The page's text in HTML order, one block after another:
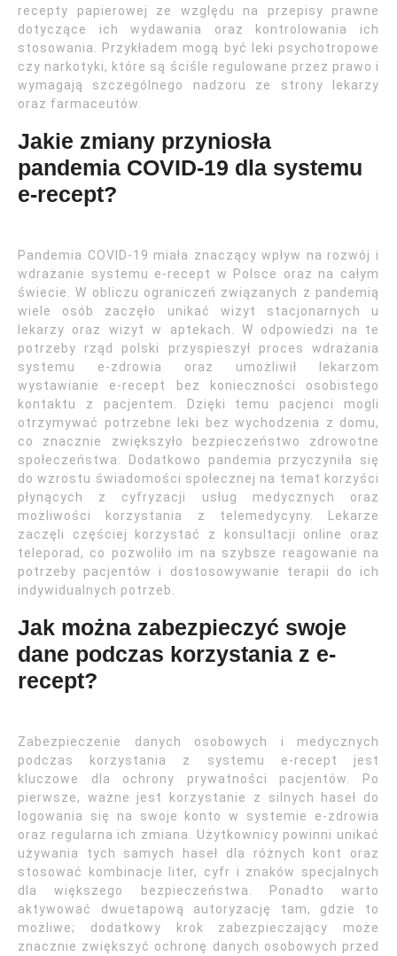
recepty papierowej ze względu na przepisy prawne
dotyczące ich wydawania oraz kontrolowania ich
stosowania. Przykładem mogą być leki psychotropowe
czy narkotyki, które są ściśle regulowane przez prawo i
wymagają szczególnego nadzoru ze strony lekarzy
oraz farmaceutów.
Jakie zmiany przyniosła
pandemia COVID-19 dla systemu
e-recept?
Pandemia COVID-19 miała znaczący wpływ na rozwój i
wdrażanie systemu e-recept w Polsce oraz na całym
świecie. W obliczu ograniczeń związanych z pandemią
wiele osób zaczęło unikać wizyt stacjonarnych u
lekarzy oraz wizyt w aptekach. W odpowiedzi na te
potrzeby rząd polski przyspieszył proces wdrażania
systemu e-zdrowia oraz umożliwił lekarzom
wystawianie e-recept bez konieczności osobistego
kontaktu z pacjentem. Dzięki temu pacjenci mogli
otrzymywać potrzebne leki bez wychodzenia z domu,
co znacznie zwiększyło bezpieczeństwo zdrowotne
społeczeństwa. Dodatkowo pandemia przyczyniła się
do wzrostu świadomości społecznej na temat korzyści
płynących z cyfryzacji usług medycznych oraz
możliwości korzystania z telemedycyny. Lekarze
zaczęli częściej korzystać z konsultacji online oraz
teleporad, co pozwoliło im na szybsze reagowanie na
potrzeby pacjentów i dostosowywanie terapii do ich
indywidualnych potrzeb.
Jak można zabezpieczyć swoje
dane podczas korzystania z e-
recept?
Zabezpieczenie danych osobowych i medycznych
podczas korzystania z systemu e-recept jest
kluczowe dla ochrony prywatności pacjentów. Po
pierwsze, ważne jest korzystanie z silnych haseł do
logowania się na swoje konto w systemie e-zdrowia
oraz regularna ich zmiana. Użytkownicy powinni unikać
używania tych samych haseł dla różnych kont oraz
stosować kombinacje liter, cyfr i znaków specjalnych
dla większego bezpieczeństwa. Ponadto warto
aktywować dwuetapową autoryzację tam, gdzie to
możliwe; dodatkowy krok zabezpieczający może
znacznie zwiększyć ochronę danych osobowych przed